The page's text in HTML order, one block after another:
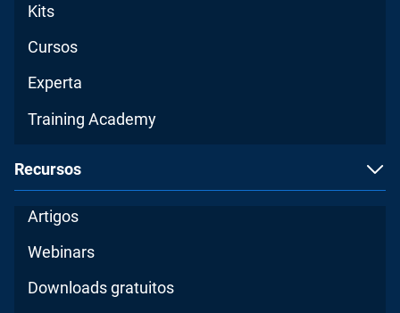
Kits
Cursos
Experta
Training Academy
Recursos
Artigos
Webinars
Downloads gratuitos